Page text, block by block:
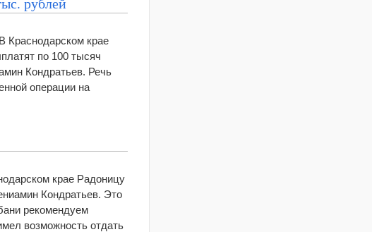
Краснодарском крае
по 100 тысяч
Кондратьев. Речь
операции на
крае Радоницу
Кондратьев. Это
рекомендуем
возможность отдать